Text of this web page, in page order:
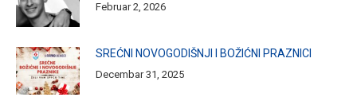
Februar 2, 2026
SREĆNI NOVOGODIŠNJI I BOŽIĆNI PRAZNICI
Decembar 31, 2025